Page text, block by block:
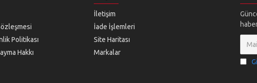
anahtarı
Politikası
Hakkı
İletişim
İade İşlemleri
Site Haritası
Markalar